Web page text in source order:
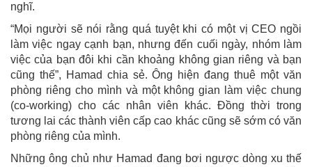
nghĩ.
“Mọi người sẽ nói rằng quá tuyệt khi có một vị CEO ngồi
làm việc ngay cạnh bạn, nhưng đến cuối ngày, nhóm làm
việc của bạn đôi khi cần khoảng không gian riêng và bạn
cũng thế”, Hamad chia sẻ. Ông hiện đang thuê một văn
phòng riêng cho mình và một không gian làm việc chung
(co-working) cho các nhân viên khác. Đồng thời trong
tương lai các thành viên cấp cao khác cũng sẽ sớm có văn
phòng riêng của mình.
Những ông chủ như Hamad đang bơi ngược dòng xu thế